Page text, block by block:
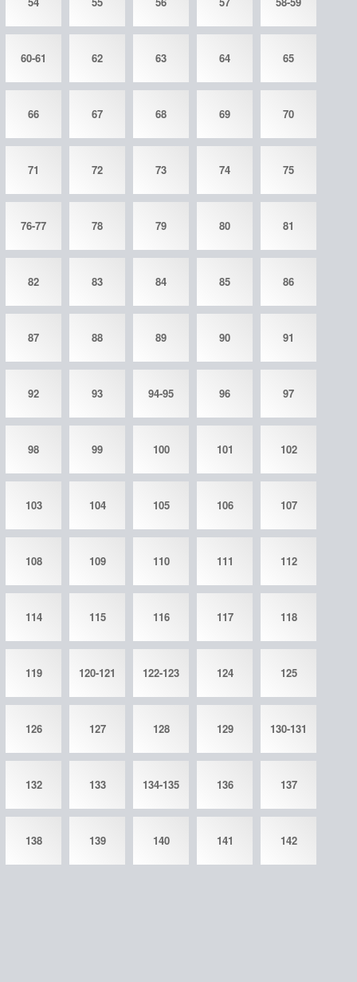
60-61 62 63 64 65
66 67 68 69 70
71 72 73 74 75
76-77 78 79 80 81
82 83 84 85 86
87 88 89 90 91
92 93 94-95 96 97
98 99 100 101 102
103 104 105 106 107
108 109 110 111 112
114 115 116 117 118
119 120-121 122-123 124 125
126 127 128 129 130-131
132 133 134-135 136 137
138 139 140 141 142